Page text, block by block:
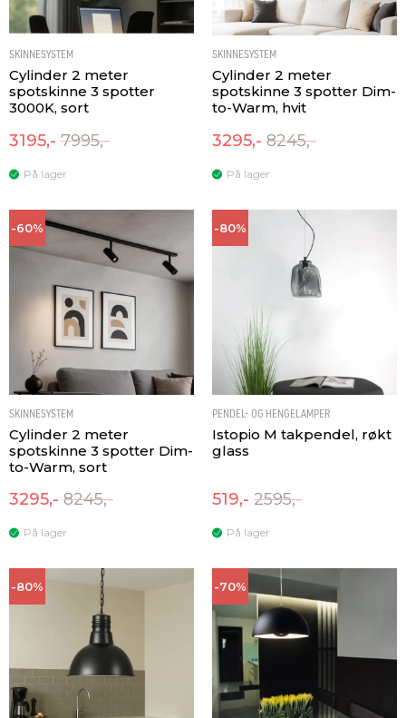
SKINNESYSTEM
Cylinder 2 meter
spotskinne 3 spotter
3000K, sort
3195,- 7995,-
På lager
SKINNESYSTEM
Cylinder 2 meter
spotskinne 3 spotter Dim-
to-Warm, hvit
3295,- 8245,-
På lager
-60%
SKINNESYSTEM
Cylinder 2 meter
spotskinne 3 spotter Dim-
to-Warm, sort
3295,- 8245,-
På lager
-80%
PENDEL- OG HENGELAMPER
Istopio M takpendel, røkt
glass
519,- 2595,-
På lager
-80% -70%